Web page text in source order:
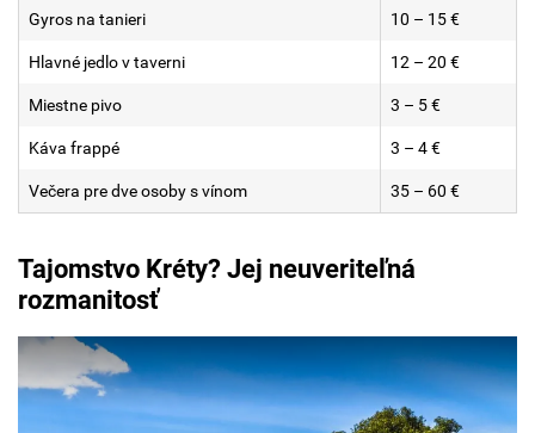
Gyros na tanieri 10 – 15 €
Hlavné jedlo v taverni 12 – 20 €
Miestne pivo 3 – 5 €
Káva frappé 3 – 4 €
Večera pre dve osoby s vínom 35 – 60 €
Tajomstvo Kréty? Jej neuveriteľná
rozmanitosť